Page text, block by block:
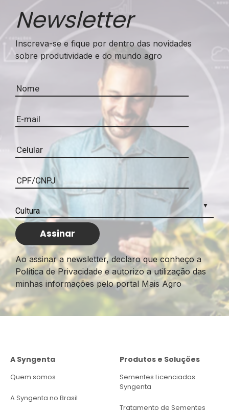
Newsletter
Inscreva-se e fique por dentro das novidades
sobre produtividade e do mundo agro
Ao assinar a newsletter, declaro que conheço a
Política de Privacidade e autorizo a utilização das
minhas informações pelo portal Mais Agro
A Syngenta
Quem somos
A Syngenta no Brasil
Produtos e Soluções
Sementes Licenciadas
Syngenta
Tratamento de Sementes